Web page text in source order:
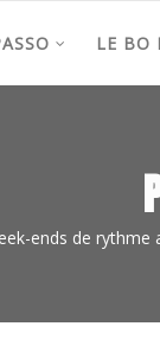
LE BO
ends de rythme